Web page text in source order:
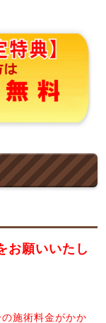
お願いいたし
施術料金がかか